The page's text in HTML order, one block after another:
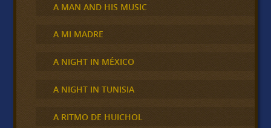
A MAN AND HIS MUSIC
A MI MADRE
A NIGHT IN MÉXICO
A NIGHT IN TUNISIA
A RITMO DE HUICHOL